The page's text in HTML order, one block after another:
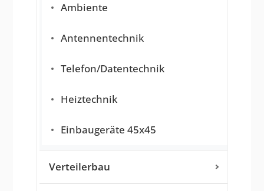
Ambiente
Antennentechnik
Telefon/Datentechnik
Heiztechnik
Einbaugeräte 45x45
Verteilerbau